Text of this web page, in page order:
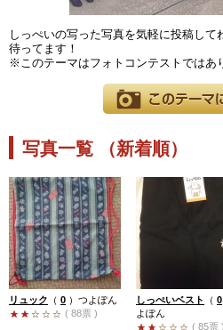
しっぺいの写った写真を気軽に投稿して
待ってます！
※このテーマはフォトコンテストではあ
写真一覧 （新着順）
リュック （ 0 ） つよぽん
( 88票 )
しっぺいベスト （ 0
よぽん
( 85票 )